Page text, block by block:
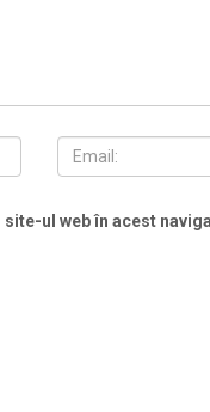
ul web în acest